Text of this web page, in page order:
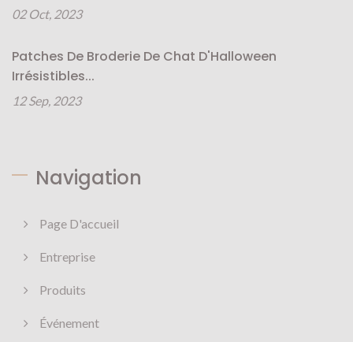
02 Oct, 2023
Patches De Broderie De Chat D'Halloween
Irrésistibles...
12 Sep, 2023
Navigation
Page D'accueil
Entreprise
Produits
Événement